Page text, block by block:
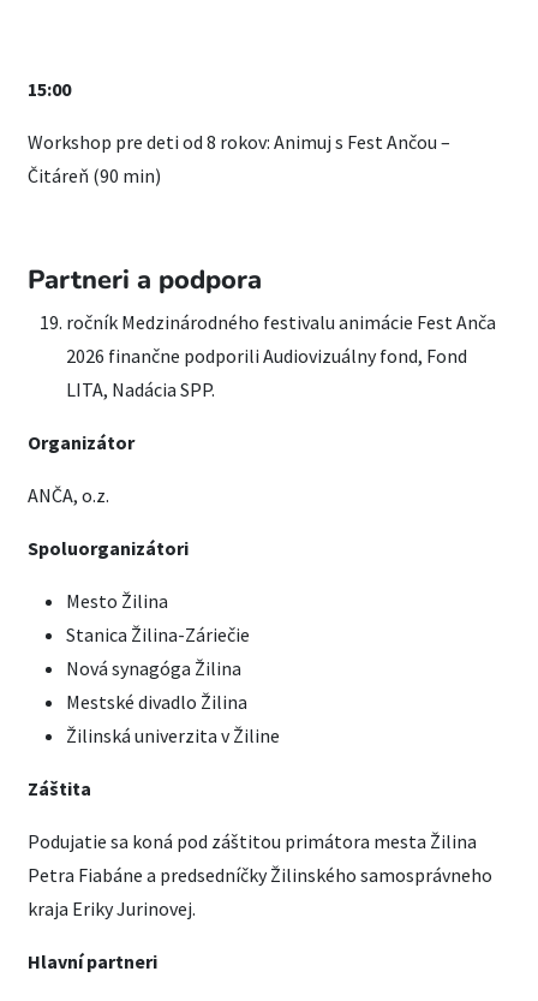
15:00
Workshop pre deti od 8 rokov: Animuj s Fest Ančou –
Čitáreň (90 min)
Partneri a podpora
ročník Medzinárodného festivalu animácie Fest Anča
2026 finančne podporili Audiovizuálny fond, Fond
LITA, Nadácia SPP.
Organizátor
ANČA, o.z.
Spoluorganizátori
Mesto Žilina
Stanica Žilina-Záriečie
Nová synagóga Žilina
Mestské divadlo Žilina
Žilinská univerzita v Žiline
Záštita
Podujatie sa koná pod záštitou primátora mesta Žilina
Petra Fiabáne a predsedníčky Žilinského samosprávneho
kraja Eriky Jurinovej.
Hlavní partneri